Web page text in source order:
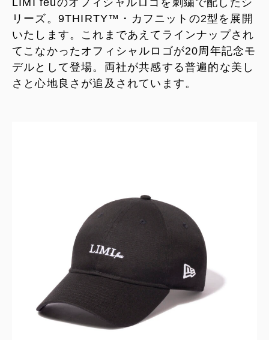
LIMI feuのオフィシャルロゴを刺繍で配したシ
リーズ。9THIRTY™・カフニットの2型を展開
いたします。これまであえてラインナップされ
てこなかったオフィシャルロゴが20周年記念モ
デルとして登場。両社が共感する普遍的な美し
さと心地良さが追及されています。